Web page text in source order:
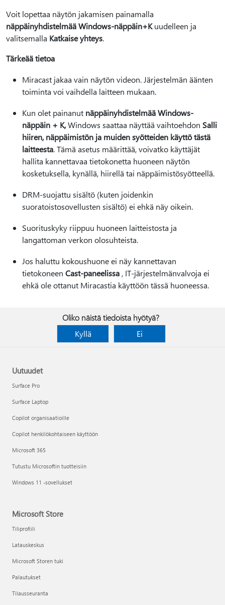
Voit lopettaa näytön jakamisen painamalla
näppäinyhdistelmää Windows-näppäin+Kuudelleen ja
valitsemalla Katkaise yhteys.
Tärkeää tietoa
Miracast jakaa vain näytön videon. Järjestelmän äänten
toiminta voi vaihdella laitteen mukaan.
Kun olet painanut näppäinyhdistelmää Windows-
näppäin + K,Windows saattaa näyttää vaihtoehdon Salli
hiiren, näppäimistön ja muiden syötteiden käyttö tästä
laitteesta. Tämä asetus määrittää, voivatko käyttäjät
hallita kannettavaa tietokonetta huoneen näytön
kosketuksella, kynällä, hiirellä tai näppäimistösyötteellä.
DRM-suojattu sisältö (kuten joidenkin
suoratoistosovellusten sisältö) ei ehkä näy oikein.
Suorituskyky riippuu huoneen laitteistosta ja
langattoman verkon olosuhteista.
Jos haluttu kokoushuone ei näy kannettavan
tietokoneen Cast-paneelissa , IT-järjestelmänvalvoja ei
ehkä ole ottanut Miracastia käyttöön tässä huoneessa.
Oliko näistä tiedoista hyötyä?
Kyllä
Ei
Uutuudet
Surface Pro
Surface Laptop
Copilot organisaatioille
Copilot henkilökohtaiseen käyttöön
Microsoft 365
Tutustu Microsoftin tuotteisiin
Windows 11 -sovellukset
Microsoft Store
Tiliprofiili
Latauskeskus
Microsoft Storen tuki
Palautukset
Tilausseuranta